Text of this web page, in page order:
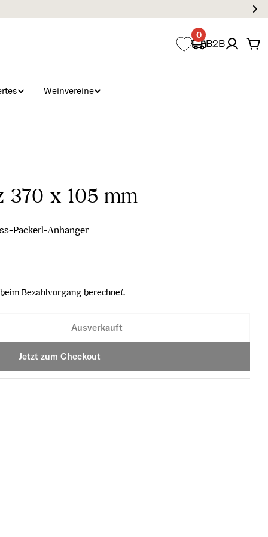
0
B2B
Weinvereine
370 x 105 mm
Packerl-Anhänger
Bezahlvorgang berechnet.
370 x 105 mm verringern
in Holz 370 x 105 mm erhöhen
Ausverkauft
Jetzt zum Checkout